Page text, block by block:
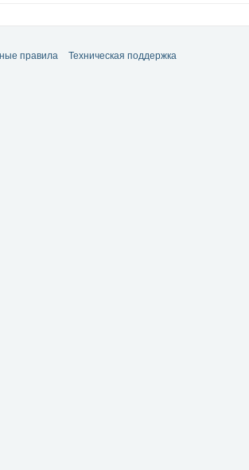
правила Техническая поддержка